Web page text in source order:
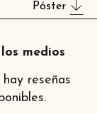
Póster
medios
reseñas